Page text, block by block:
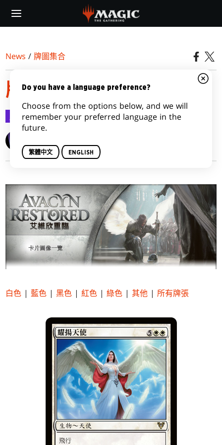
main
News / 牌圖集合
牌圖集合
牌圖集合 2012-04-09
白色 |藍色 |黑色 |紅色 |綠色 |其他 | 所有牌張
Do you have a language preference?
Choose from the options below, and we will
remember your preferred language in the
future.
繁體中文 ENGLISH